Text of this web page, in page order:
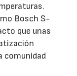
Bosch S-
que unas
comunidad